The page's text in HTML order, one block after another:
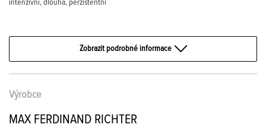
intenzivní, dlouhá, perzistentní
Zobrazit podrobné informace
Výrobce
MAX FERDINAND RICHTER